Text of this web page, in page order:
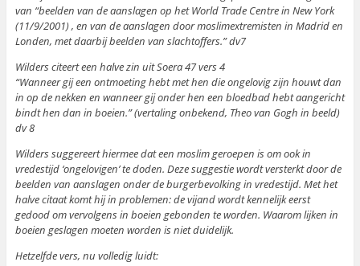
van “beelden van de aanslagen op het World Trade Centre in New York
(11/9/2001) , en van de aanslagen door moslimextremisten in Madrid en
Londen, met daarbij beelden van slachtoffers.” dv7
Wilders citeert een halve zin uit Soera 47 vers 4
“Wanneer gij een ontmoeting hebt met hen die ongelovig zijn houwt dan
in op de nekken en wanneer gij onder hen een bloedbad hebt aangericht
bindt hen dan in boeien.” (vertaling onbekend, Theo van Gogh in beeld)
dv 8
Wilders suggereert hiermee dat een moslim geroepen is om ook in
vredestijd ‘ongelovigen’ te doden. Deze suggestie wordt versterkt door de
beelden van aanslagen onder de burgerbevolking in vredestijd. Met het
halve citaat komt hij in problemen: de vijand wordt kennelijk eerst
gedood om vervolgens in boeien gebonden te worden. Waarom lijken in
boeien geslagen moeten worden is niet duidelijk.
Hetzelfde vers, nu volledig luidt: